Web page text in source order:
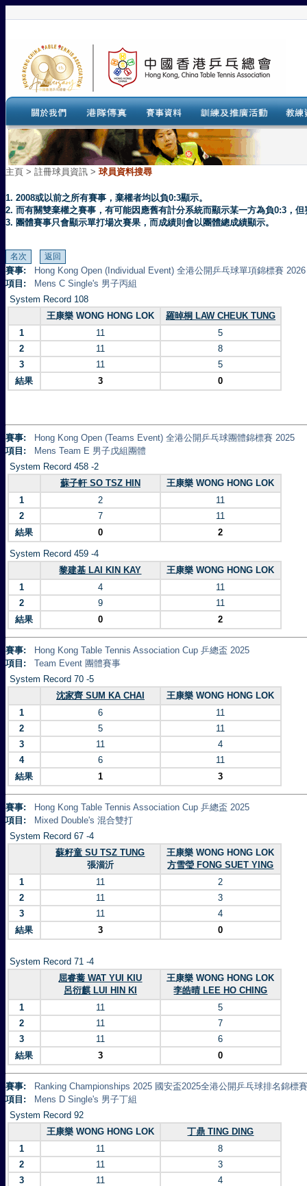
主頁 > 註冊球員資訊 > 球員資料搜尋
1. 2008或以前之所有賽事，棄權者均以負0:3顯示。
2. 而有關雙棄權之賽事，有可能因應舊有計分系統而顯示某一方為負0:3，
3. 團體賽事只會顯示單打場次賽果，而成績則會以團體總成績顯示。
賽事:
Hong Kong Open (Individual Event) 全港公開乒乓球單項錦標賽 2026
項目:
Mens C Single's 男子丙組
System Record 108
王康樂 WONG HONG LOK
羅晫桐 LAW CHEUK TUNG
1
11
5
2
11
8
3
11
5
結果
3 0
賽事:
Hong Kong Open (Teams Event) 全港公開乒乓球團體錦標賽 2025
項目:
Mens Team E 男子戊組團體
System Record 458 -2
蘇子軒 SO TSZ HIN
王康樂 WONG HONG LOK
1
2
11
2
7
11
結果
0 2
System Record 459 -4
黎建基 LAI KIN KAY
王康樂 WONG HONG LOK
1
4
11
2
9
11
結果
0 2
賽事:
Hong Kong Table Tennis Association Cup 乒總盃 2025
項目:
Team Event 團體賽事
System Record 70 -5
沈家齊 SUM KA CHAI
王康樂 WONG HONG LOK
1
6
11
2
5
11
3
11
4
4
6
11
結果
1 3
賽事:
Hong Kong Table Tennis Association Cup 乒總盃 2025
項目:
Mixed Double's 混合雙打
System Record 67 -4
蘇籽童 SU TSZ TUNG
張淄沂
王康樂 WONG HONG LOK
方雪瑩 FONG SUET YING
1
11
2
2
11
3
3
11
4
結果
3 0
System Record 71 -4
屈睿蕎 WAT YUI KIU
呂衍麒 LUI HIN KI
王康樂 WONG HONG LOK
李皓晴 LEE HO CHING
1
11
5
2
11
7
3
11
6
結果
3 0
賽事:
Ranking Championships 2025 國安盃2025全港公開乒乓球排名錦標
項目:
Mens D Single's 男子丁組
System Record 92
王康樂 WONG HONG LOK
丁鼎 TING DING
1
11
8
2
11
3
3
11
4